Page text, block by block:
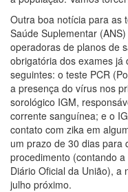
Outra boa notícia para as
Saúde Suplementar
operadoras de planos de
obrigatória dos exames
seguintes: o teste PCR
a presença do vírus nos
sorológico IGM,
corrente sanguínea; e o
contato com zika em
um prazo de 30 dias para
procedimento (contando
Diário Oficial da União), a
julho próximo.